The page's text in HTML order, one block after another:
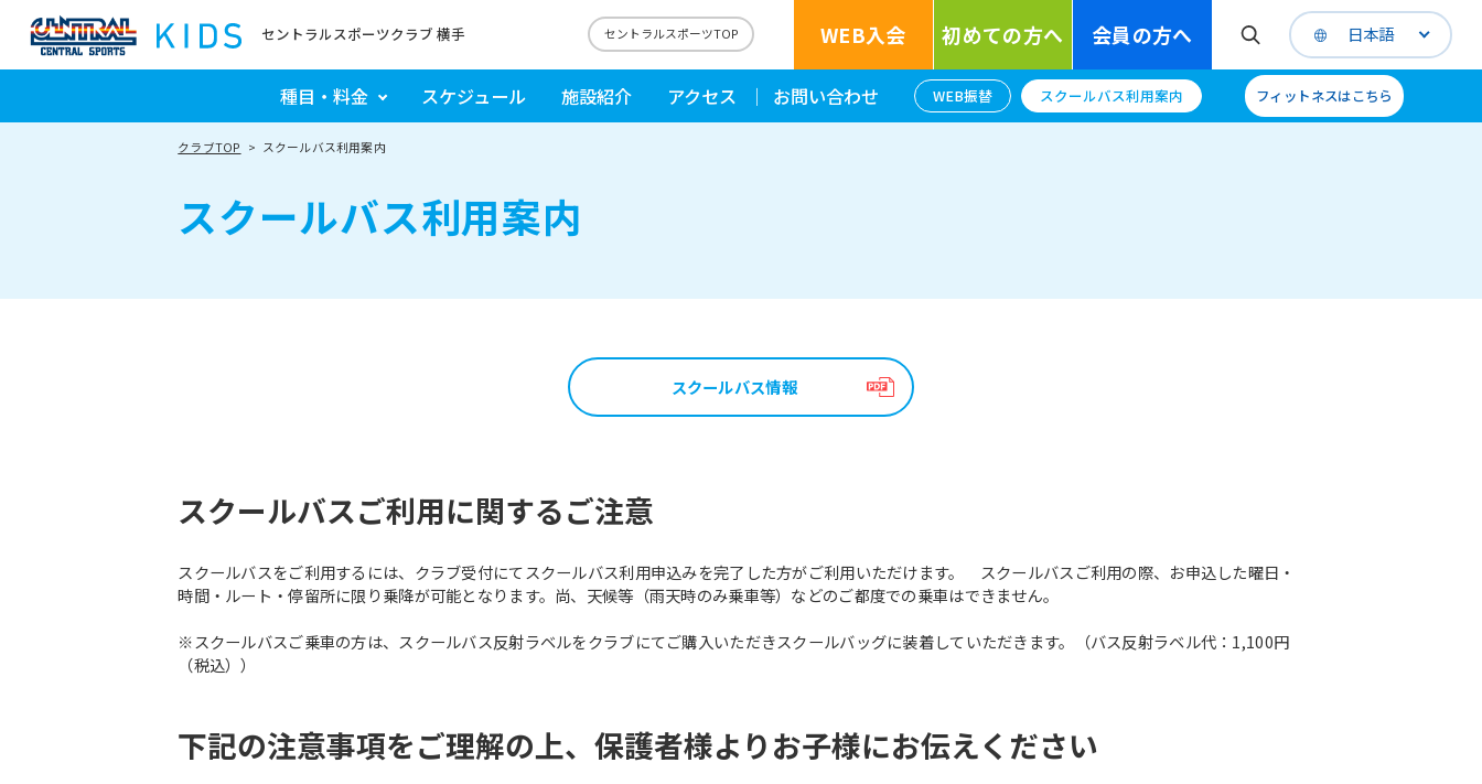
セントラルスポーツクラブ 横手 セントラルスポーツTOP WEB入会 初めての方へ 会員の方へ 日本語
種目・料金 スケジュール 施設紹介 アクセス お問い合わせ WEB振替 スクールバス利用案内 フィットネスはこちら
クラブTOP スクールバス利用案内
スクールバス利用案内
スクールバス情報
スクールバスご利用に関するご注意
スクールバスをご利用するには、クラブ受付にてスクールバス利用申込みを完了した方がご利用いただけます。 スクールバスご利用の際、お申込した曜日・
時間・ルート・停留所に限り乗降が可能となります。尚、天候等（雨天時のみ乗車等）などのご都度での乗車はできません。
※スクールバスご乗車の方は、スクールバス反射ラベルをクラブにてご購入いただきスクールバッグに装着していただきます。（バス反射ラベル代：1,100円
（税込））
下記の注意事項をご理解の上、保護者様よりお子様にお伝えください